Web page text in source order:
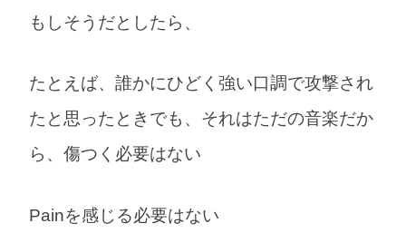
もしそうだとしたら、
たとえば、誰かにひどく強い口調で攻撃され
たと思ったときでも、それはただの音楽だか
ら、傷つく必要はない
Painを感じる必要はない